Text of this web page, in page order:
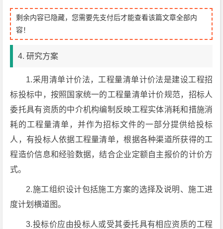
剩余内容已隐藏，您需要先支付后才能查看该篇文章全部内
容！
4. 研究方案
1.采用清单计价法，工程量清单计价法是建设工程招
标投标中，按照国家统一的工程量清单计价规范，招标人
委托具有资质的中介机构编制反映工程实体消耗和措施消
耗的工程量清单，并作为招标文件的一部分提供给投标
人，有投标人依据工程量清单，根据各种渠道所获得的工
程造价信息和经验数据，结合企业定额自主报价的计价方
式。
2.施工组织设计包括施工方案的选择及说明、施工进
度计划横道图。
3.投标价应由投标人或受其委托具有相应资质的工程